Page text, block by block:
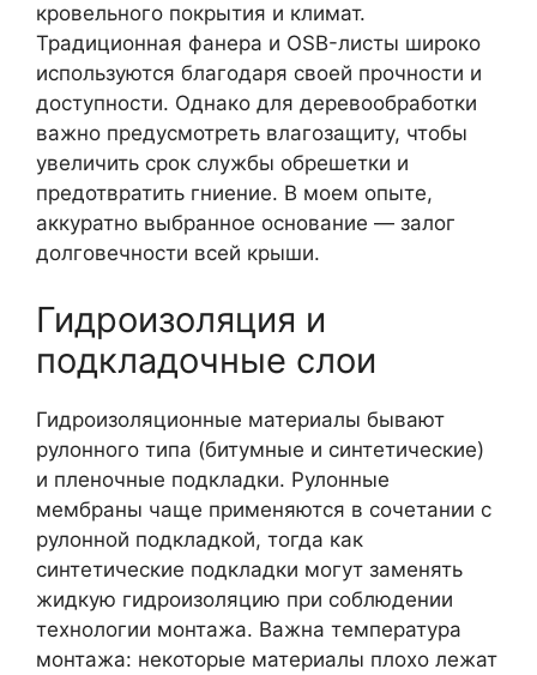
кровельного покрытия и климат.
Традиционная фанера и OSB-листы широко
используются благодаря своей прочности и
доступности. Однако для деревообработки
важно предусмотреть влагозащиту, чтобы
увеличить срок службы обрешетки и
предотвратить гниение. В моем опыте,
аккуратно выбранное основание — залог
долговечности всей крыши.
Гидроизоляция и
подкладочные слои
Гидроизоляционные материалы бывают
рулонного типа (битумные и синтетические)
и пленочные подкладки. Рулонные
мембраны чаще применяются в сочетании с
рулонной подкладкой, тогда как
синтетические подкладки могут заменять
жидкую гидроизоляцию при соблюдении
технологии монтажа. Важна температура
монтажа: некоторые материалы плохо лежат